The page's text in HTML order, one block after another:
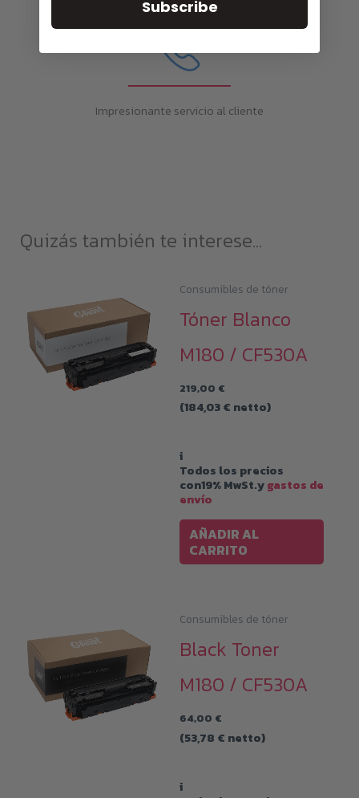
Impresionante servicio al cliente
Quizás también te interese...
Consumibles de tóner
Tóner Blanco
M180 / CF530A
219,00 €
(184,03€ netto)
i
Todos los precios
con19% MwSt.ygastos de
envío
AÑADIR AL
CARRITO
Consumibles de tóner
Black Toner
M180 / CF530A
64,00 €
(53,78 € netto)
i
Subscribe